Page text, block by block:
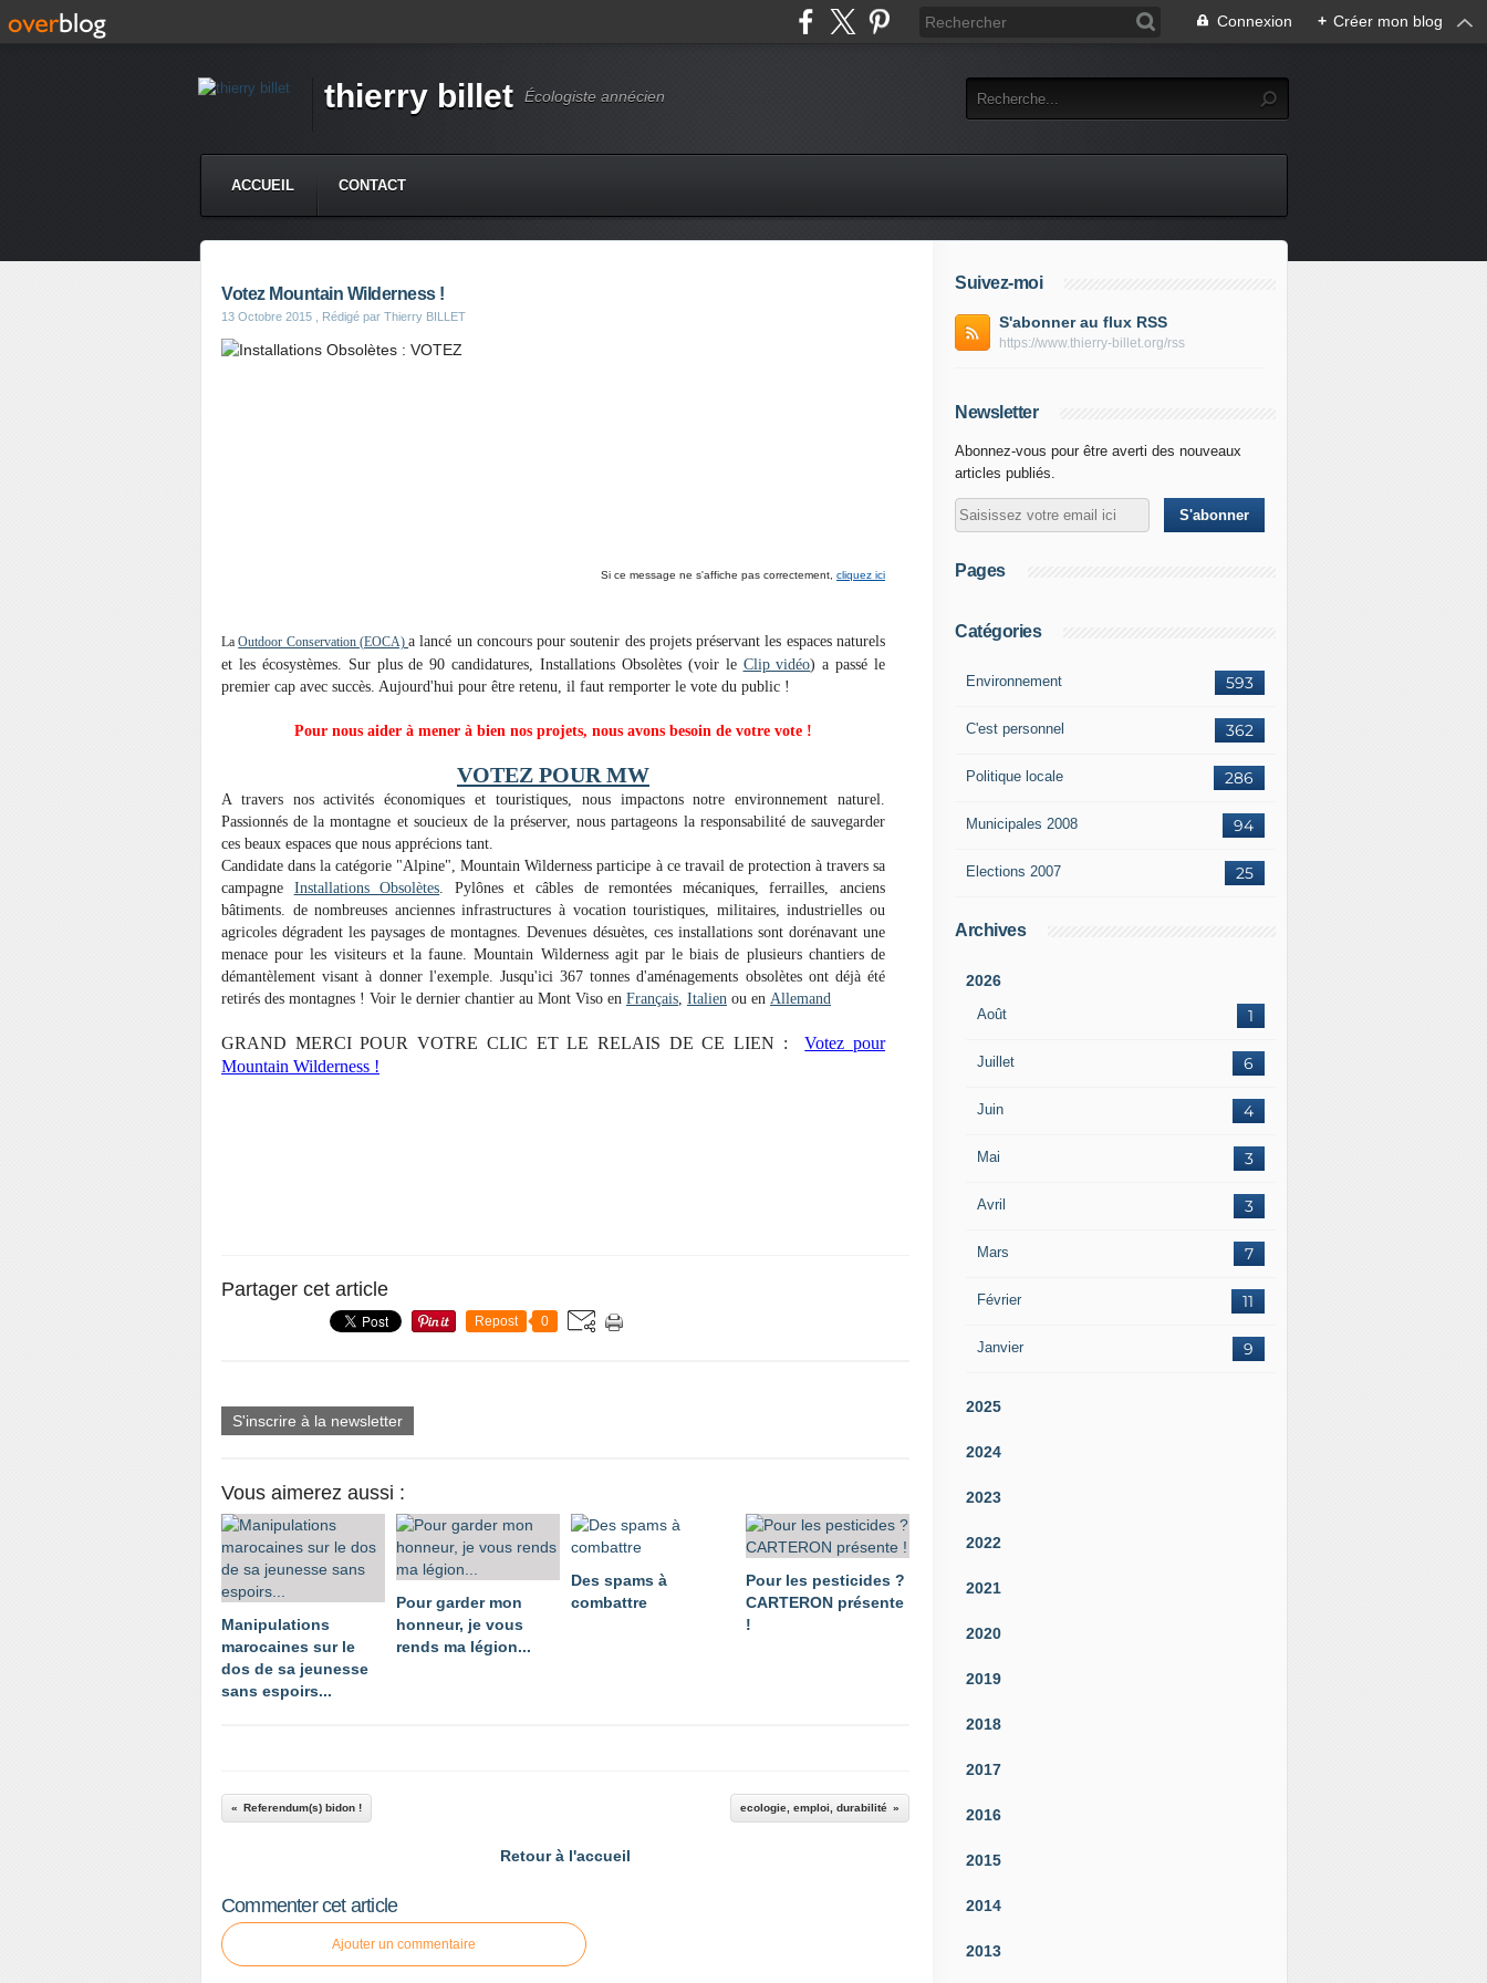
Connexion + Créer mon blog
thierry billet Écologiste annécien
ACCUEIL CONTACT
Votez Mountain Wilderness !
13 Octobre 2015 , Rédigé par Thierry BILLET
Si ce message ne s'affiche pas correctement, cliquez ici
LaOutdoor Conservation (EOCA)a lancé un concours pour soutenir des projets préservant les espaces naturels
et les écosystèmes. Sur plus de 90 candidatures, Installations Obsolètes (voir le Clip vidéo) a passé le
premier cap avec succès. Aujourd'hui pour être retenu, il faut remporter le vote du public !
Pour nous aider à mener à bien nos projets, nous avons besoin de votre vote !
VOTEZ POUR MW
A travers nos activités économiques et touristiques, nous impactons notre environnement naturel.
Passionnés de la montagne et soucieux de la préserver, nous partageons la responsabilité de sauvegarder
ces beaux espaces que nous apprécions tant.
Candidate dans la catégorie "Alpine", Mountain Wilderness participe à ce travail de protection à travers sa
campagne Installations Obsolètes . Pylônes et câbles de remontées mécaniques, ferrailles, anciens
bâtiments. de nombreuses anciennes infrastructures à vocation touristiques, militaires, industrielles ou
agricoles dégradent les paysages de montagnes. Devenues désuètes, ces installations sont dorénavant une
menace pour les visiteurs et la faune. Mountain Wilderness agit par le biais de plusieurs chantiers de
démantèlement visant à donner l'exemple. Jusqu'ici 367 tonnes d'aménagements obsolètes ont déjà été
retirés des montagnes ! Voir le dernier chantier au Mont Viso en Français Italien ou en Allemand
GRAND MERCI POUR VOTRE CLIC ET LE RELAIS DE CE LIEN :
Votez pour
Mountain Wilderness !
Partager cet article
Repost 0
S'inscrire à la newsletter
Vous aimerez aussi :
Manipulations
marocaines sur le
dos de sa jeunesse
sans espoirs...
Pour garder mon
honneur, je vous
rends ma légion...
Des spams à
combattre
Pour les pesticides ?
CARTERON présente
!
Referendum(s) bidon ! ecologie, emploi, durabilité
Retour à l'accueil
Commenter cet article
Ajouter un commentaire
Suivez-moi
S'abonner au flux RSS
https://www.thierry-billet.org/rss
Newsletter
Abonnez-vous pour être averti des nouveaux
articles publiés.
Pages
Catégories
593
Environnement
362
C'est personnel
286
Politique locale
94
Municipales 2008
25
Elections 2007
Archives
2026
Août 1
Juillet 6
Juin 4
Mai 3
Avril 3
Mars 7
Février 11
Janvier 9
2025
2024
2023
2022
2021
2020
2019
2018
2017
2016
2015
2014
2013